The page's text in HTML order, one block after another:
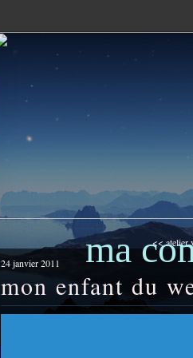
ma << atelier
24 janvier 2011
mon enfant du